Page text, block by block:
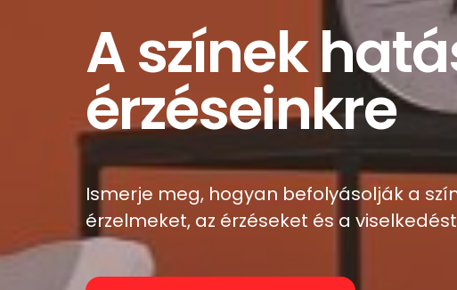
A színek
érzéseinkre
Ismerje meg, hogyan befolyásolják a
érzelmeket, az érzéseket és a